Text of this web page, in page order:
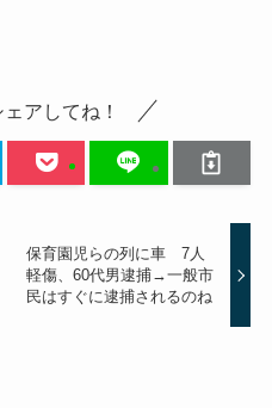
アしてね！
保育園児らの列に車 7人
軽傷、60代男逮捕→一般市
民はすぐに逮捕されるのね